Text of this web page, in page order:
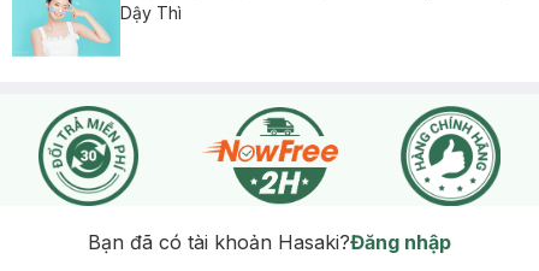
Dậy Thì
Bạn đã có tài khoản Hasaki?Đăng nhập